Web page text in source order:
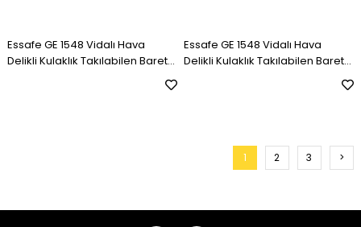
Essafe GE 1548 Vidalı Hava
Delikli Kulaklık Takılabilen Baret
Essafe GE 1548 Vidalı Hava
Delikli Kulaklık Takılabilen Baret
1 2 3 >